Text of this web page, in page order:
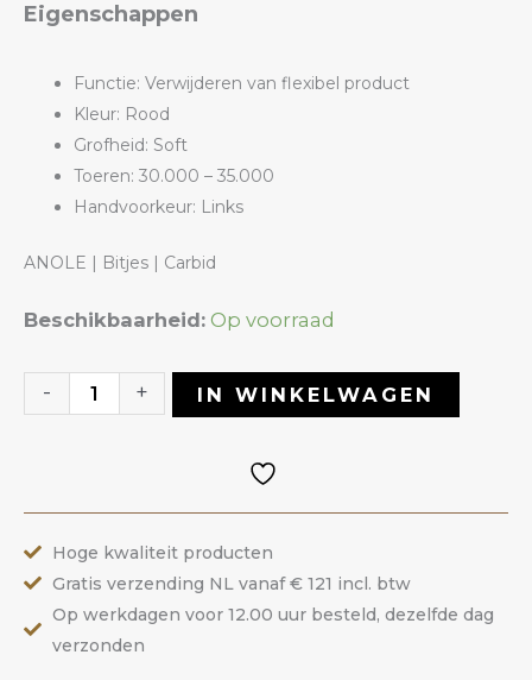
Eigenschappen
Functie: Verwijderen van flexibel product
Kleur: Rood
Grofheid: Soft
Toeren: 30.000 – 35.000
Handvoorkeur: Links
ANOLE | Bitjes | Carbid
Beschikbaarheid: Op voorraad
-
Carbide
5TCR
+ IN WINKELWAGEN
Hoge kwaliteit producten
Gratis verzending NL vanaf € 121 incl. btw
Op werkdagen voor 12.00 uur besteld, dezelfde dag
verzonden